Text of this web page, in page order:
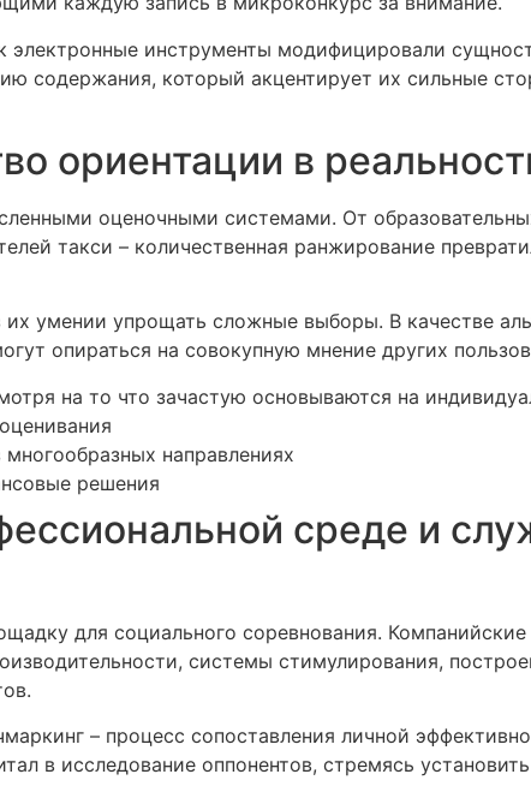
электронные инструменты модифицировали
содержания, который акцентирует их сильные
ориентации в
оценочными системами. От
такси – количественная ранжирование
умении упрощать сложные выборы. В качестве
опираться на совокупную мнение других
на то что зачастую основываются на
направлениях
решения
среде и
для социального соревнования.
системы стимулирования,
– процесс сопоставления личной
в исследование оппонентов, стремясь